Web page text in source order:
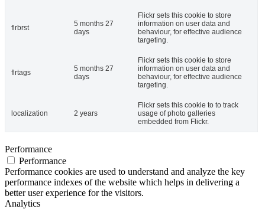
flrbrst
5 months 27
days
Flickr sets this cookie to store
information on user data and
behaviour, for effective audience
targeting.
flrtags
5 months 27
days
Flickr sets this cookie to store
information on user data and
behaviour, for effective audience
targeting.
localization 2 years
Flickr sets this cookie to to track
usage of photo galleries
embedded from Flickr.
Performance
Performance
Performance cookies are used to understand and analyze the key
performance indexes of the website which helps in delivering a
better user experience for the visitors.
Analytics